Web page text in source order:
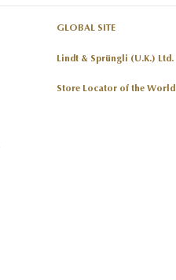
GLOBAL SITE
Lindt & Sprüngli (U.K.) Ltd.
Store Locator of the World